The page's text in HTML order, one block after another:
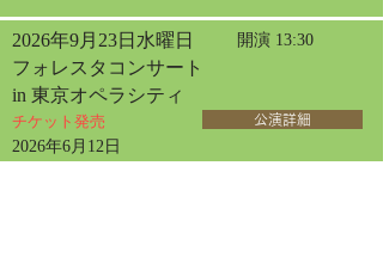
2026年9月23日水曜日 開演 13:30
フォレスタコンサート
in 東京オペラシティ
チケット発売
2026年6月12日
公演詳細